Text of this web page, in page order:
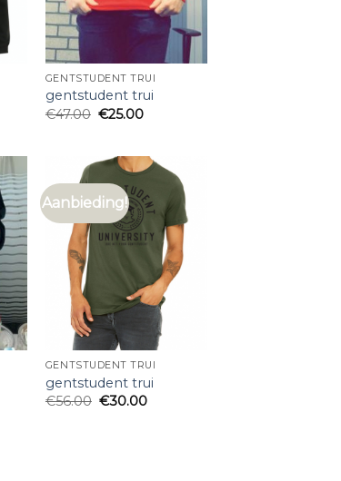
GENTSTUDENT TRUI
gentstudent trui
€47.00 €25.00
Aanbieding!
GENTSTUDENT TRUI
gentstudent trui
€56.00 €30.00